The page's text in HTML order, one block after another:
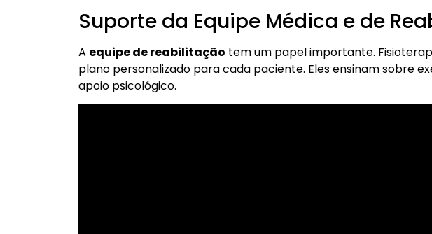
Suporte da Equipe Médica e de
A equipe de reabilitação tem um papel importante.
plano personalizado para cada paciente. Eles ensinam sobre
apoio psicológico.